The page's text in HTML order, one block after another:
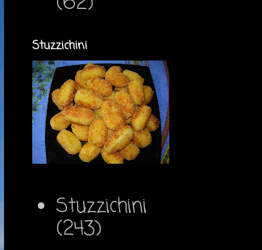
Stuzzichini
Stuzzichini
(243)